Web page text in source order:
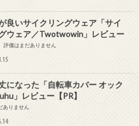
良いサイクリングウェア「サイ
ウェア／Twotwowin」レビュー
評価はまだありません
になった「自転車カバー オック
」レビュー【PR】
ありません